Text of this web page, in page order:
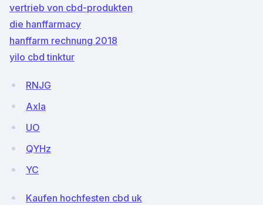
vertrieb von cbd-produkten
die hanffarmacy
hanffarm rechnung 2018
yilo cbd tinktur
RNJG
Axla
UO
QYHz
YC
Kaufen hochfesten cbd uk